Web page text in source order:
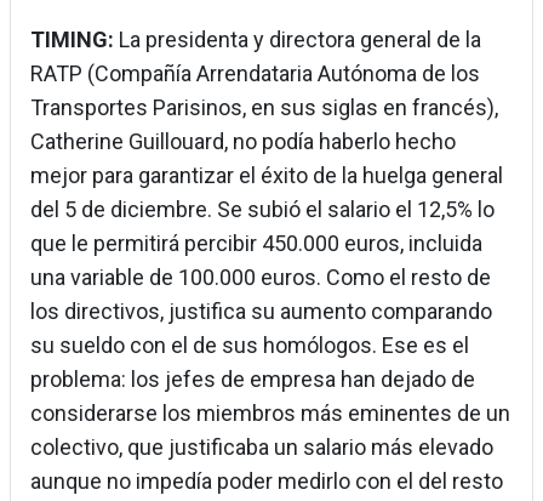
TIMING: La presidenta y directora general de la
RATP (Compañía Arrendataria Autónoma de los
Transportes Parisinos, en sus siglas en francés),
Catherine Guillouard, no podía haberlo hecho
mejor para garantizar el éxito de la huelga general
del 5 de diciembre. Se subió el salario el 12,5% lo
que le permitirá percibir 450.000 euros, incluida
una variable de 100.000 euros. Como el resto de
los directivos, justifica su aumento comparando
su sueldo con el de sus homólogos. Ese es el
problema: los jefes de empresa han dejado de
considerarse los miembros más eminentes de un
colectivo, que justificaba un salario más elevado
aunque no impedía poder medirlo con el del resto